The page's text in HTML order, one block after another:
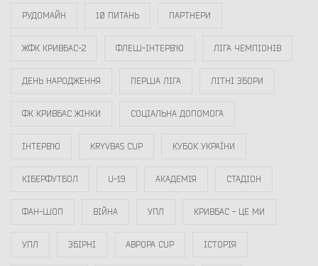
РУДОМАЙН 10 ПИТАНЬ ПАРТНЕРИ
ЖФК КРИВБАС-2 ФЛЕШ-ІНТЕРВ`Ю ЛІГА ЧЕМПІОНІВ
ДЕНЬ НАРОДЖЕННЯ ПЕРША ЛІГА ЛІТНІ ЗБОРИ
ФК КРИВБАС ЖІНКИ СОЦІАЛЬНА ДОПОМОГА
ІНТЕРВ`Ю KRYVBAS CUP КУБОК УКРАЇНИ
КІБЕРФУТБОЛ U-19 АКАДЕМІЯ СТАДІОН
ФАН-ШОП ВІЙНА УПЛ КРИВБАС - ЦЕ МИ
УПЛ ЗБІРНІ АВРОРА CUP ІСТОРІЯ